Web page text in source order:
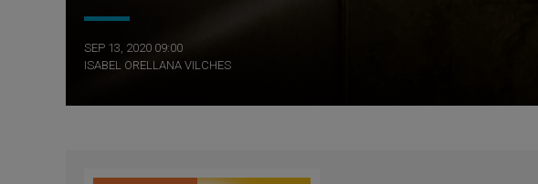
SEP 13, 2020 09:00
ISABEL ORELLANA VILCHES